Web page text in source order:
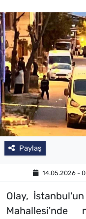
Paylaş
14.05.2026 -
Olay,
Mahallesi'nde
EĞİTİM
SAĞLIK
TV REHBERİ